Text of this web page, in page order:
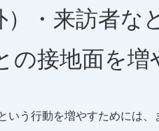
・来訪者な
接地面を増
いう行動を増やすためには